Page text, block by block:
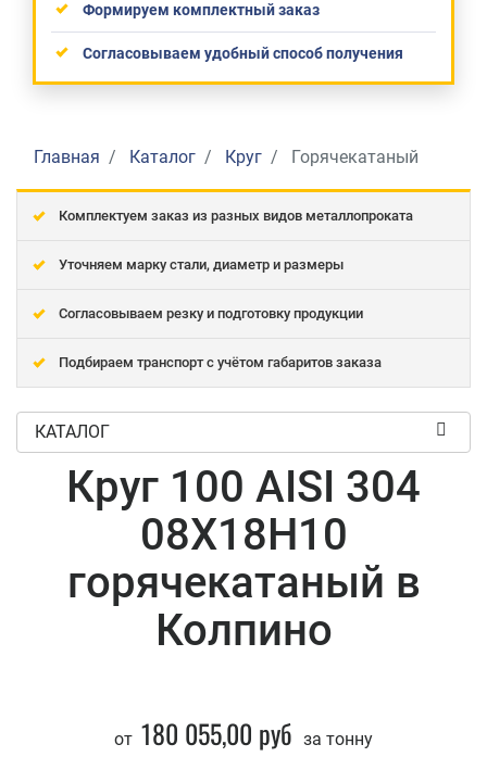
Формируем комплектный заказ
Согласовываем удобный способ получения
Главная Каталог Круг Горячекатаный
Комплектуем заказ из разных видов металлопроката
Уточняем марку стали, диаметр и размеры
Согласовываем резку и подготовку продукции
Подбираем транспорт с учётом габаритов заказа
КАТАЛОГ
Круг 100 AISI 304
08Х18Н10
горячекатаный в
Колпино
от 180 055,00 руб за тонну